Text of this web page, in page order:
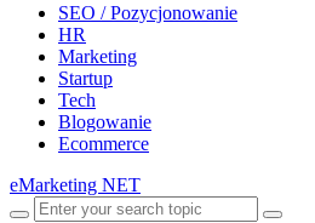
SEO / Pozycjonowanie
HR
Marketing
Startup
Tech
Blogowanie
Ecommerce
eMarketing NET